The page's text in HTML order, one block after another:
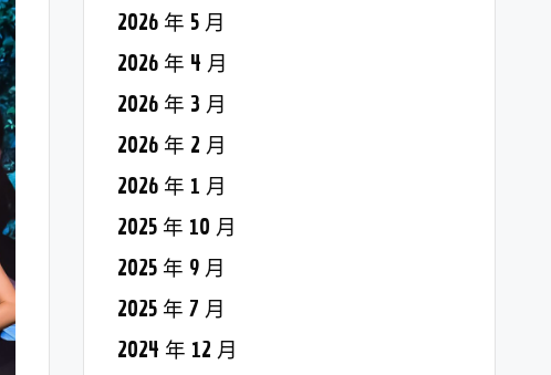
2026 年 5 月
2026 年 4 月
2026 年 3 月
2026 年 2 月
2026 年 1 月
2025 年 10 月
2025 年 9 月
2025 年 7 月
2024 年 12 月